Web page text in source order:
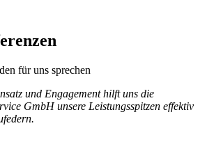
für uns sprechen
und Engagement hilft uns die
GmbH unsere Leistungsspitzen effektiv